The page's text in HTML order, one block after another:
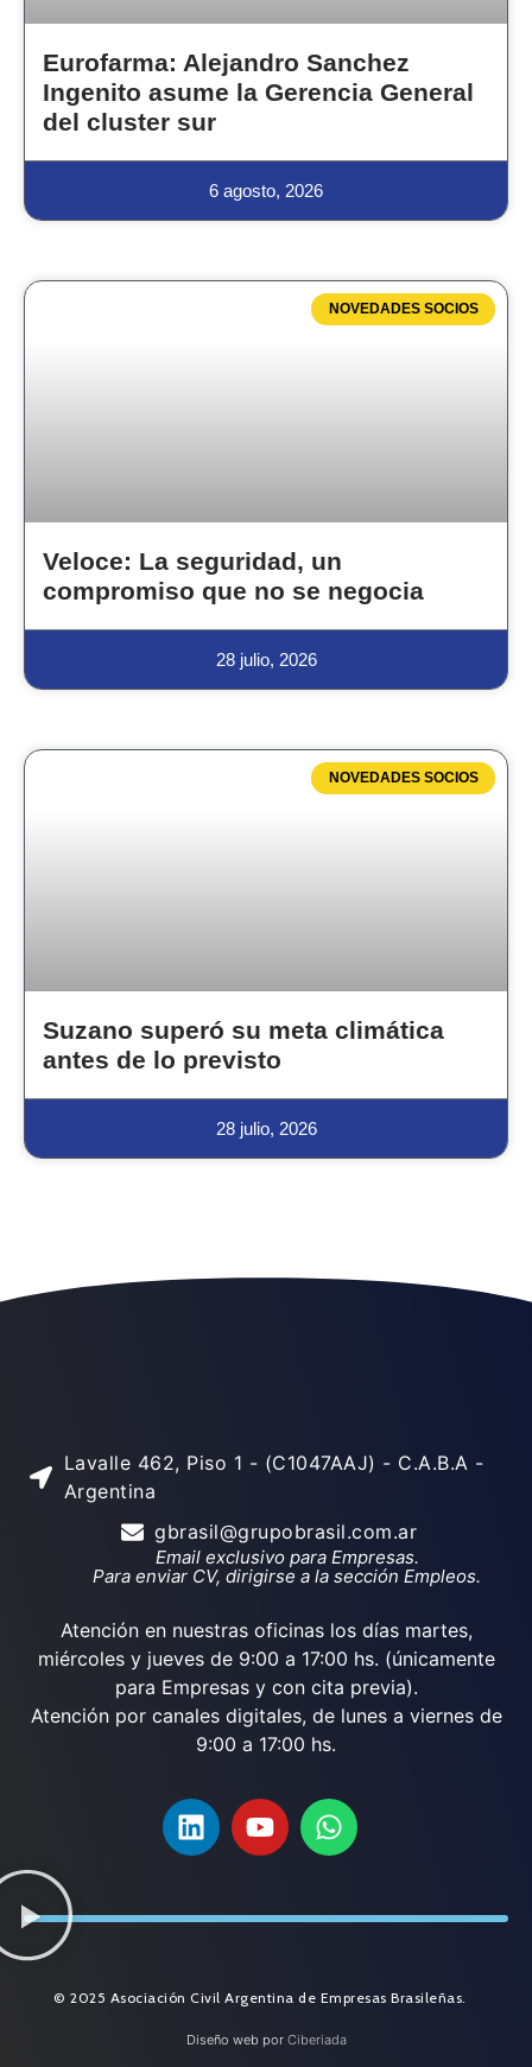
Eurofarma: Alejandro Sanchez
Ingenito asume la Gerencia General
del cluster sur
6 agosto, 2026
NOVEDADES SOCIOS
Veloce: La seguridad, un
compromiso que no se negocia
28 julio, 2026
NOVEDADES SOCIOS
Suzano superó su meta climática
antes de lo previsto
28 julio, 2026
Lavalle 462, Piso 1 - (C1047AAJ) - C.A.B.A -
Argentina
gbrasil@grupobrasil.com.ar
Email exclusivo para Empresas.
Para enviar CV, dirigirse a la sección Empleos.
Atención en nuestras oficinas los días martes,
miércoles y jueves de 9:00 a 17:00 hs. (únicamente
para Empresas y con cita previa).
Atención por canales digitales, de lunes a viernes de
9:00 a 17:00 hs.
© 2025 Asociación Civil Argentina de Empresas Brasileñas.
Diseño web por Ciberiada